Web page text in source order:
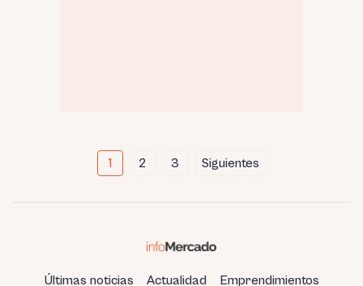
1 2 3 Siguientes
Últimas noticias Actualidad Emprendimientos